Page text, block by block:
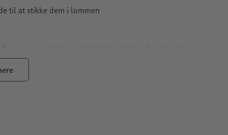
til at stikke dem i lommen